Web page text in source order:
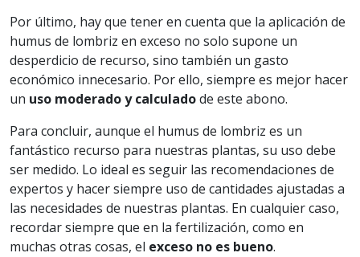
Por último, hay que tener en cuenta que la aplicación de
humus de lombriz en exceso no solo supone un
desperdicio de recurso, sino también un gasto
económico innecesario. Por ello, siempre es mejor hacer
un uso moderado y calculadode este abono.
Para concluir, aunque el humus de lombriz es un
fantástico recurso para nuestras plantas, su uso debe
ser medido. Lo ideal es seguir las recomendaciones de
expertos y hacer siempre uso de cantidades ajustadas a
las necesidades de nuestras plantas. En cualquier caso,
recordar siempre que en la fertilización, como en
muchas otras cosas, el exceso no es bueno.